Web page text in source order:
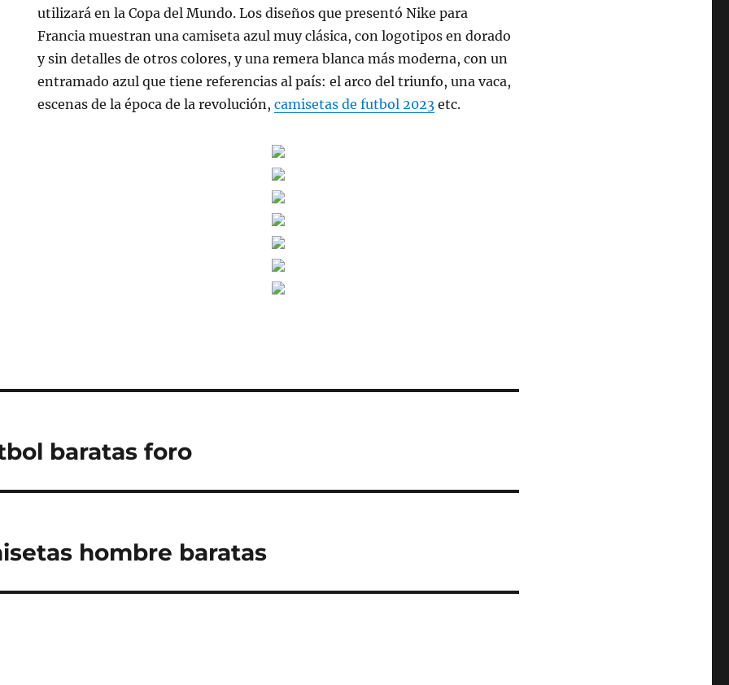
utilizará en la Copa del Mundo. Los diseños que presentó Nike para
Francia muestran una camiseta azul muy clásica, con logotipos en dorado
y sin detalles de otros colores, y una remera blanca más moderna, con un
entramado azul que tiene referencias al país: el arco del triunfo, una vaca,
escenas de la época de la revolución,camisetas de futbol 2023 etc.
baratas foro
hombre baratas